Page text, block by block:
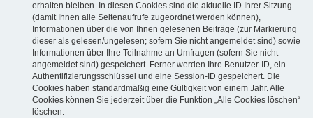
erhalten bleiben. In diesen Cookies sind die aktuelle ID Ihrer Sitzung
(damit Ihnen alle Seitenaufrufe zugeordnet werden können),
Informationen über die von Ihnen gelesenen Beiträge (zur Markierung
dieser als gelesen/ungelesen; sofern Sie nicht angemeldet sind) sowie
Informationen über Ihre Teilnahme an Umfragen (sofern Sie nicht
angemeldet sind) gespeichert. Ferner werden Ihre Benutzer-ID, ein
Authentifizierungsschlüssel und eine Session-ID gespeichert. Die
Cookies haben standardmäßig eine Gültigkeit von einem Jahr. Alle
Cookies können Sie jederzeit über die Funktion „Alle Cookies löschen“
löschen.